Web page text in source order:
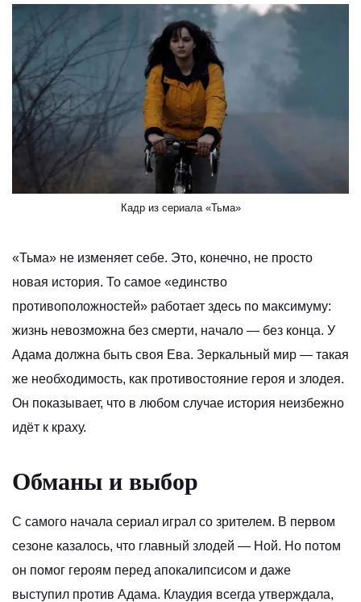
Кадр из сериала «Тьма»
«Тьма» не изменяет себе. Это, конечно, не просто
новая история. То самое «единство
противоположностей» работает здесь по максимуму:
жизнь невозможна без смерти, начало — без конца. У
Адама должна быть своя Ева. Зеркальный мир — такая
же необходимость, как противостояние героя и злодея.
Он показывает, что в любом случае история неизбежно
идёт к краху.
Обманы и выбор
С самого начала сериал играл со зрителем. В первом
сезоне казалось, что главный злодей — Ной. Но потом
он помог героям перед апокалипсисом и даже
выступил против Адама. Клаудия всегда утверждала,